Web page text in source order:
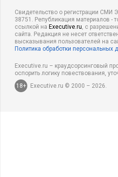
Свидетельство о регистрации СМИ
38751. Републикация материалов -
ссылкой на Executive.ru, с
сайта. Редакция не несет
высказывания пользователей на
Политика обработки персональных
Executive.ru – краудсорсинговый
оспорить логику повествования,
18+
Executive.ru © 2000 – 2026.